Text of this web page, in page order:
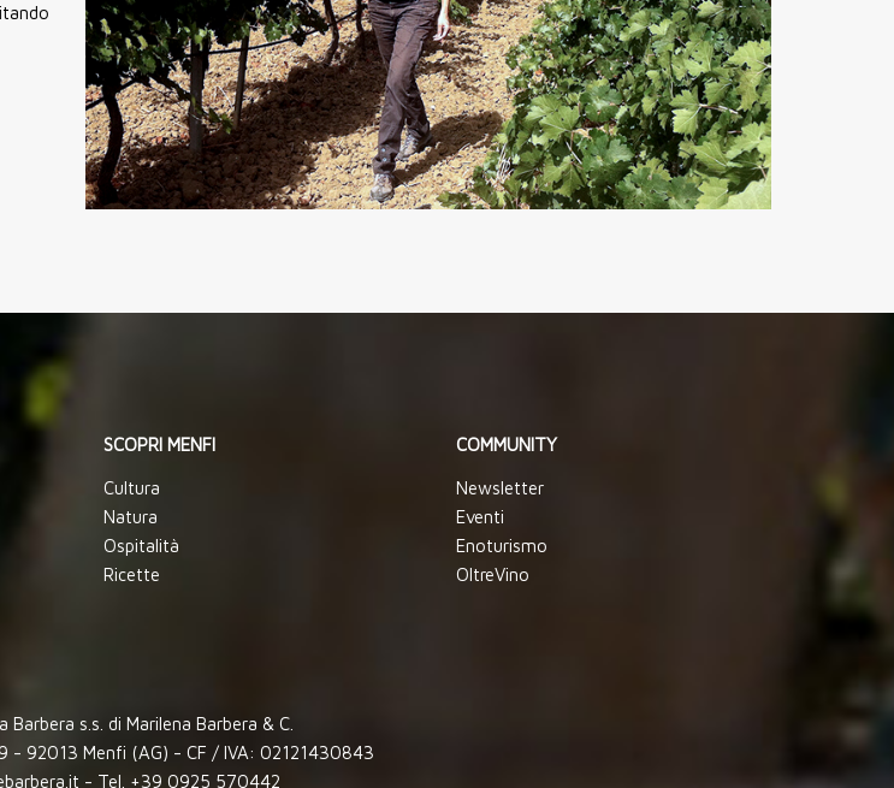
SCOPRI MENFI
Cultura
Natura
Ospitalità
Ricette
COMMUNITY
Newsletter
Eventi
Enoturismo
OltreVino
Barbera s.s. di Marilena Barbera & C.
- 92013 Menfi (AG) - CF / IVA: 02121430843
- Tel. +39 0925 570442